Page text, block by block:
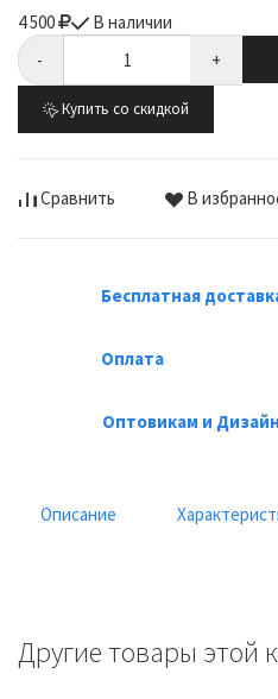
4 500
В наличии
-
+
Купить со скидкой
Сравнить В
Бесплатная
Оплата
Оптовикам и
Описание
Другие товары этой